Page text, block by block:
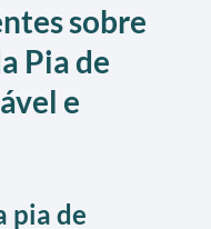
sobre
Pia de
e
pia de